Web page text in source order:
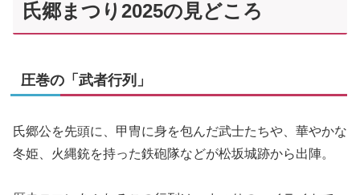
氏郷まつり2025の見どころ
圧巻の「武者行列」
氏郷公を先頭に、甲冑に身を包んだ武士たちや、華やかな
冬姫、火縄銃を持った鉄砲隊などが松坂城跡から出陣。